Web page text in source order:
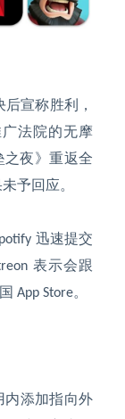
宣称胜利，
法院的无摩
之夜》重返全
予回应。
迅速提交
表示会跟
App Store。
内添加指向外